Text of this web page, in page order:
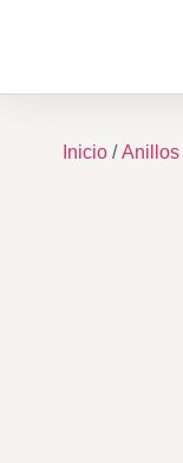
Inicio /Anillos